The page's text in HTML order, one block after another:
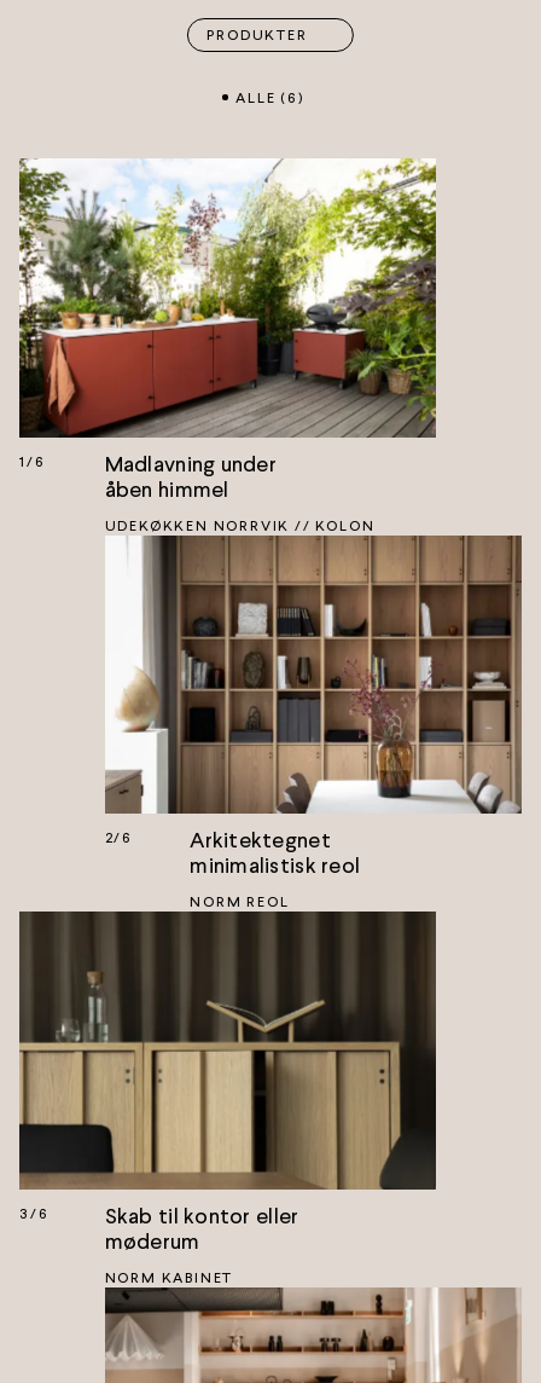
PRODUKTER
ALLE (6 )
1 /6
Madlavning under
åben himmel
UDEKØKKEN NORRVIK // KOLON
2/6
Arkitektegnet
minimalistisk reol
NORM REOL
3 /6
Skab til kontor eller
møderum
NORM KABINET